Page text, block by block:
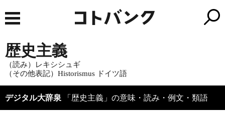
歴史主義
（読み）レキシシュギ
（その他表記）Historismus ドイツ語
デジタル大辞泉 「歴史主義」の意味・読み・例文・類語